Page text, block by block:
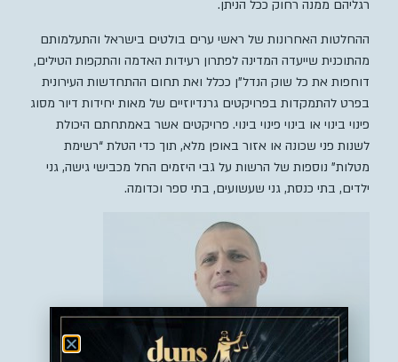
רגליהם ממנה רחוק ככל הניתן.
ההחלטות האחרונות של ראשי ערים בולטים בישראל והתעלמותם
מהתוכנית שייעדה המדינה לפתרון רעידות האדמה והתקפות הטילים,
דוחפות את כל שוק הנדל”ן ככלל ואת תחום ההתחדשות העירונית
בפרט להתמקדות בפרויקטים גרנדיוזיים של מאות יחידות דיור מסוג
פינוי בינוי או בינוי פינוי בינוי. פרויקטים אשר באמתחתם היכולת
לשנות פני שכונה או אזור באופן מלא, תוך כדי הטלת “רשימת
מטלות” נוספות של הרשות על גבי היזמים החל מכבישי גישה, גני
ילדים, בתי כנסת, גני שעשועים, בתי ספר וכדומה.